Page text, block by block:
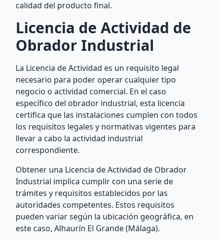
calidad del producto final.
Licencia de Actividad de
Obrador Industrial
La Licencia de Actividad es un requisito legal
necesario para poder operar cualquier tipo
negocio o actividad comercial. En el caso
específico del obrador industrial, esta licencia
certifica que las instalaciones cumplen con todos
los requisitos legales y normativas vigentes para
llevar a cabo la actividad industrial
correspondiente.
Obtener una Licencia de Actividad de Obrador
Industrial implica cumplir con una serie de
trámites y requisitos establecidos por las
autoridades competentes. Estos requisitos
pueden variar según la ubicación geográfica, en
este caso, Alhaurín El Grande (Málaga).